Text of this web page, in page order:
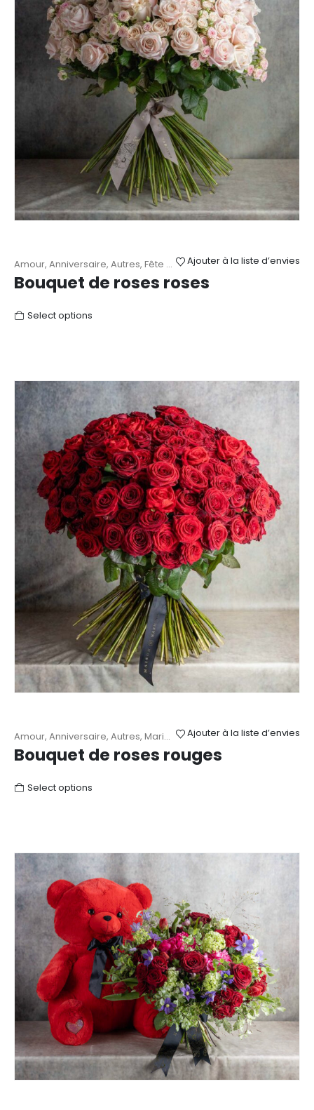
Ajouter à la liste d’envies
Amour, Anniversaire, Autres, Fête des Mères ,Mariage, Naissance
Bouquet de roses roses
Select options
Ajouter à la liste d’envies
Amour, Anniversaire, Autres, Mariage ,Roses,Saint-Valentin
Bouquet de roses rouges
Select options